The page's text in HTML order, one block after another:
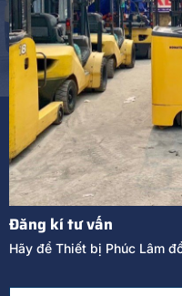
Đăng kí tư vấn
Hãy để Thiết bị Phúc Lâm